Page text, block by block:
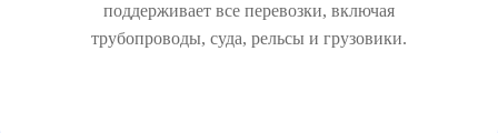
поддерживает все перевозки, включая
трубопроводы, суда, рельсы и грузовики.